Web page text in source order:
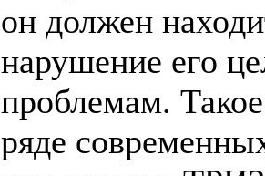
он должен
нарушение его
проблемам.
ряде